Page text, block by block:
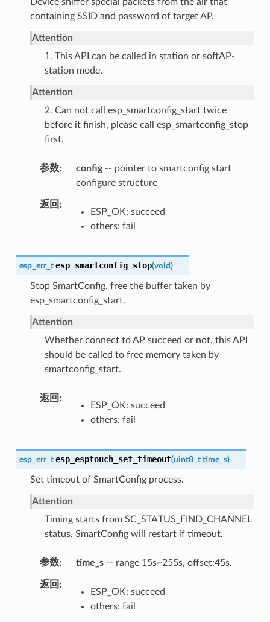
containing SSID and password of target AP.
Attention
1. This API can be called in station or softAP-
station mode.
Attention
2. Can not call esp_smartconfig_start twice
before it finish, please call esp_smartconfig_stop
first.
参数 config-- pointer to smartconfig start
configure structure
返回
ESP_OK: succeed
others: fail
esp_err_t esp_smartconfig_stop(void)
Stop SmartConfig, free the buffer taken by
esp_smartconfig_start.
Attention
Whether connect to AP succeed or not, this API
should be called to free memory taken by
smartconfig_start.
返回
ESP_OK: succeed
others: fail
esp_err_t esp_esptouch_set_timeout(uint8_t time_s)
Set timeout of SmartConfig process.
Attention
Timing starts from SC_STATUS_FIND_CHANNEL
status. SmartConfig will restart if timeout.
参数 time_s-- range 15s~255s, offset:45s.
返回
ESP_OK: succeed
others: fail